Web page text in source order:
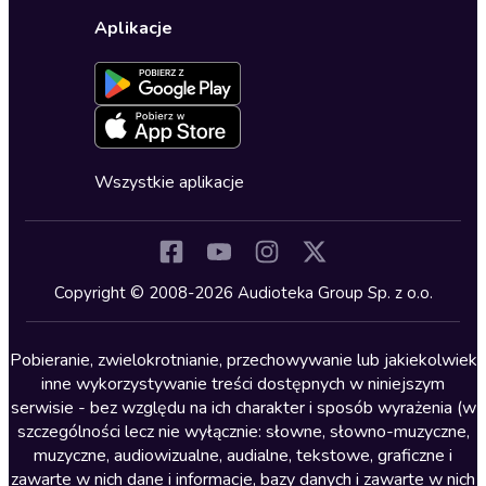
Dla młodzieży
Kryminały
Lektury szkolne
Literatura anglojęzyczna
Literatura faktu
Literatura obyczajowa
Literatura piękna obca
Ustawienia prywatności
Formularz zgłaszania nielegalnych treści
Deklaracja dostępności
Oferta dla firm i bibliotek
Dołącz do newslettera
Blog
Zapowiedzi
Cykle audiobooków
Aplikacje
Wszystkie aplikacje
Copyright © 2008-2026 Audioteka Group Sp. z o.o.
Pobieranie, zwielokrotnianie, przechowywanie lub jakiekolwiek
inne wykorzystywanie treści dostępnych w niniejszym
serwisie - bez względu na ich charakter i sposób wyrażenia (w
szczególności lecz nie wyłącznie: słowne, słowno-muzyczne,
muzyczne, audiowizualne, audialne, tekstowe, graficzne i
zawarte w nich dane i informacje, bazy danych i zawarte w nich